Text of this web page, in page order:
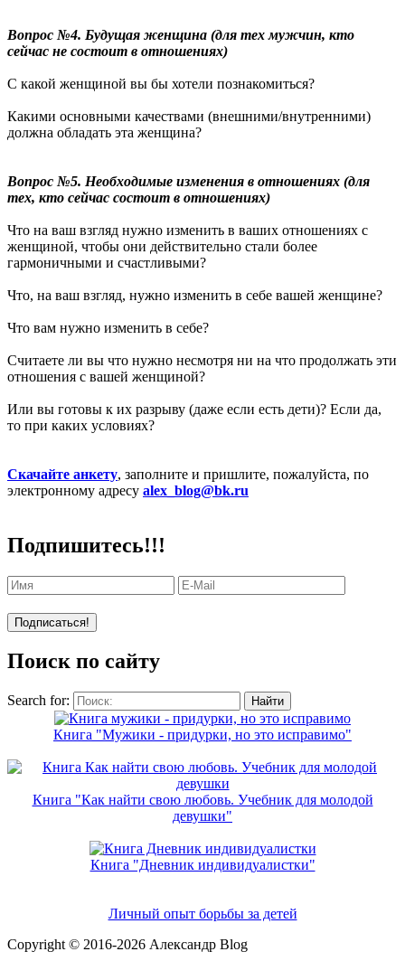
Вопрос №4. Будущая женщина (для тех мужчин, кто
сейчас не состоит в отношениях)
С какой женщиной вы бы хотели познакомиться?
Какими основными качествами (внешними/внутренними)
должна обладать эта женщина?
Вопрос №5. Необходимые изменения в отношениях (для
тех, кто сейчас состоит в отношениях)
Что на ваш взгляд нужно изменить в ваших отношениях с
женщиной, чтобы они действительно стали более
гармоничными и счастливыми?
Что, на ваш взгляд, нужно изменить в себе вашей женщине?
Что вам нужно изменить в себе?
Считаете ли вы что нужно несмотря ни на что продолжать эти
отношения с вашей женщиной?
Или вы готовы к их разрыву (даже если есть дети)? Если да,
то при каких условиях?
Скачайте анкету, заполните и пришлите, пожалуйста, по
электронному адресу alex_blog@bk.ru
Подпишитесь!!!
Поиск по сайту
Search for:
Книга "Мужики - придурки, но это исправимо"
Книга "Как найти свою любовь. Учебник для молодой
девушки"
Книга "Дневник индивидуалистки"
Личный опыт борьбы за детей
Copyright © 2016-2026 Александр Blog